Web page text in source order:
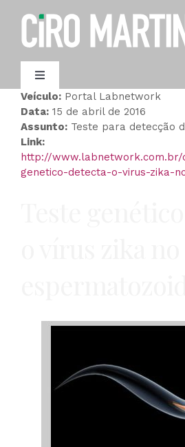
para
Toggle
Navigation
AGENDAMENTO
Veículo:Portal Labnetwork
Data:15 de abril de 2016
Assunto:Teste para detecção
Link:
http://www.labnetwork.com.br/
genetico-detecta-o-virus-zika-